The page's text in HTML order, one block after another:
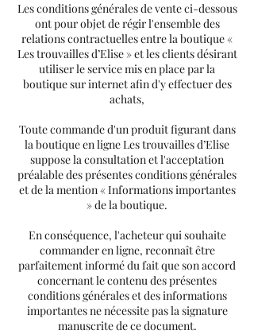
Les conditions générales de vente ci-dessous
ont pour objet de régir l'ensemble des
relations contractuelles entre la boutique «
Les trouvailles d’Elise » et les clients désirant
utiliser le service mis en place par la
boutique sur internet afin d'y effectuer des
achats,
Toute commande d'un produit figurant dans
la boutique en ligne Les trouvailles d’Elise
suppose la consultation et l'acceptation
préalable des présentes conditions générales
et de la mention « Informations importantes
» de la boutique.
En conséquence, l'acheteur qui souhaite
commander en ligne, reconnaît être
parfaitement informé du fait que son accord
concernant le contenu des présentes
conditions générales et des informations
importantes ne nécessite pas la signature
manuscrite de ce document.